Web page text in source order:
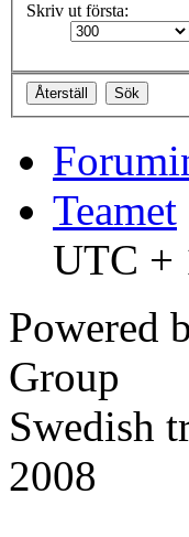
Skriv ut första:
Teamet
UTC +
Powered
Group
Swedish
2008